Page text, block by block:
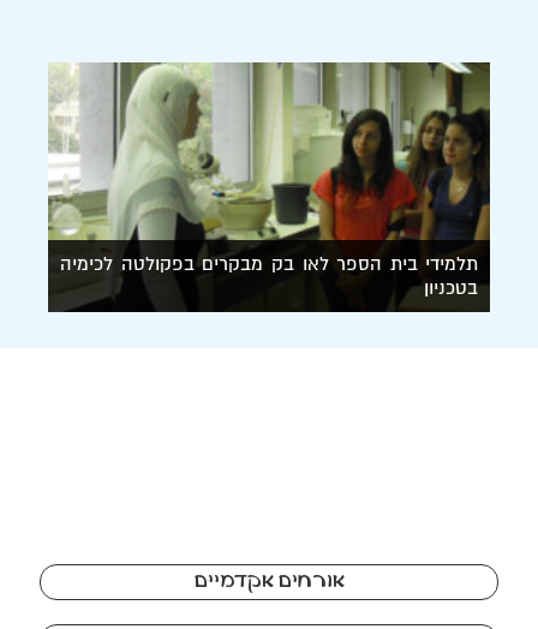
תלמידי בית הספר לאו בק מבקרים בפקולטה לכימיה
בטכניון
אורחים אקדמיים